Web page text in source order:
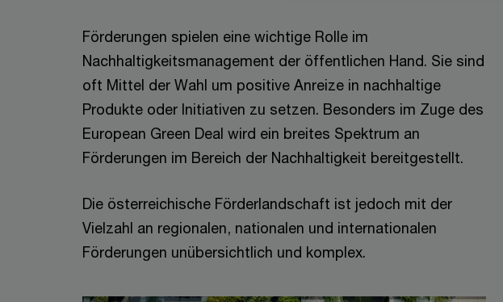
Förderungen spielen eine wichtige Rolle im
Nachhaltigkeitsmanagement der öffentlichen Hand. Sie sind
oft Mittel der Wahl um positive Anreize in nachhaltige
Produkte oder Initiativen zu setzen. Besonders im Zuge des
European Green Deal wird ein breites Spektrum an
Förderungen im Bereich der Nachhaltigkeit bereitgestellt.
Die österreichische Förderlandschaft ist jedoch mit der
Vielzahl an regionalen, nationalen und internationalen
Förderungen unübersichtlich und komplex.